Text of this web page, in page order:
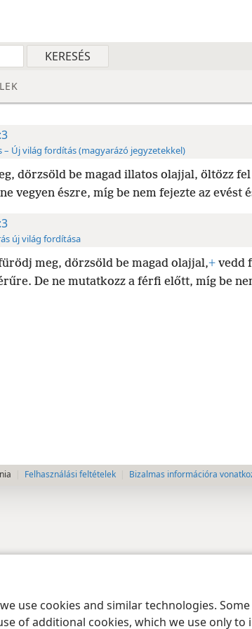
use cookies and similar technologies.
of additional cookies, which we use only
– Új világ fordítás (magyarázó jegyzetekkel)
dörzsöld be magad illatos olajjal, öltözz fel
vegyen észre, míg be nem fejezte az evést
új világ fordítása
meg, dörzsöld be magad olajjal,+vedd
De ne mutatkozz a férfi előtt, míg be
Felhasználási feltételek Bizalmas információra